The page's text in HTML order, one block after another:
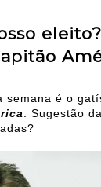
semana é o
. Sugestão